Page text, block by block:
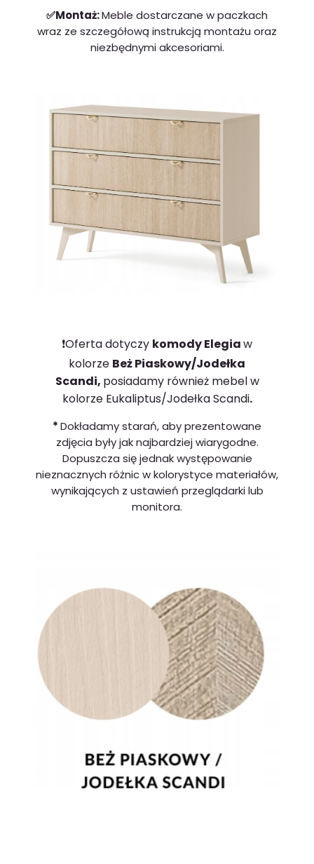
✅Montaż:Meble dostarczane w paczkach
wraz ze szczegółową instrukcją montażu oraz
niezbędnymi akcesoriami.
❗️Oferta dotyczy komody Elegiaw
kolorze Beż Piaskowy/Jodełka
Scandi, posiadamy również mebel w
kolorze Eukaliptus/Jodełka Scandi.
*Dokładamy starań, aby prezentowane
zdjęcia były jak najbardziej wiarygodne.
Dopuszcza się jednak występowanie
nieznacznych różnic w kolorystyce materiałów,
wynikających z ustawień przeglądarki lub
monitora.